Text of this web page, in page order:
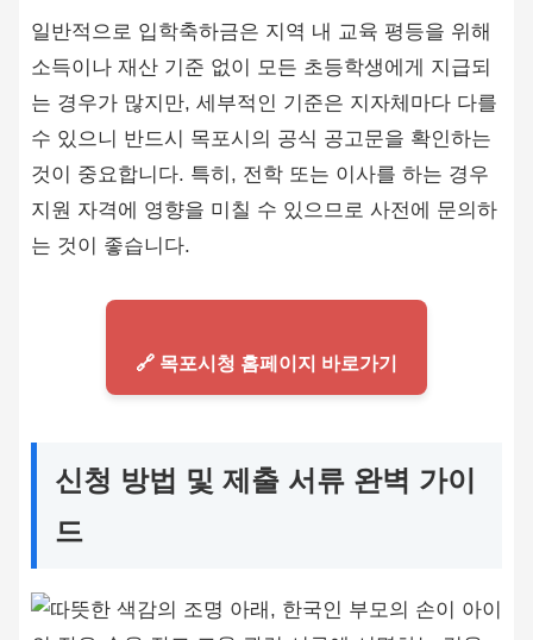
일반적으로 입학축하금은 지역 내 교육 평등을 위해
소득이나 재산 기준 없이 모든 초등학생에게 지급되
는 경우가 많지만, 세부적인 기준은 지자체마다 다를
수 있으니 반드시 목포시의 공식 공고문을 확인하는
것이 중요합니다. 특히, 전학 또는 이사를 하는 경우
지원 자격에 영향을 미칠 수 있으므로 사전에 문의하
는 것이 좋습니다.
🔗 목포시청 홈페이지 바로가기
신청 방법 및 제출 서류 완벽 가이
드